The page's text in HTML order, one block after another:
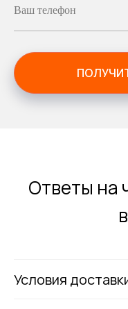
Ваш телефон
Ответы на
Условия